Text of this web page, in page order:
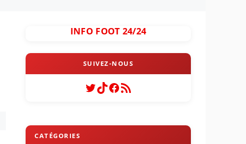
INFO FOOT 24/24
Twitter
TikTok
Facebook
Flux RSS